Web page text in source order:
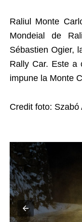
Raliul Monte
Mondeial de
Sébastien Ogier,
Rally Car. Este a
impune la Monte
Credit foto: Szabó